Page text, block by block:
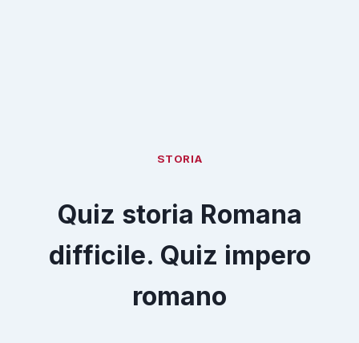
STORIA
Quiz storia Romana
difficile. Quiz impero
romano